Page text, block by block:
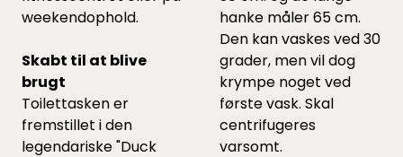
weekendophold.
Skabt til at blive
brugt
Toilettasken er
fremstillet i den
legendariske "Duck
hanke måler 65 cm.
Den kan vaskes ved 30
grader, men vil dog
krympe noget ved
første vask. Skal
centrifugeres
varsomt.